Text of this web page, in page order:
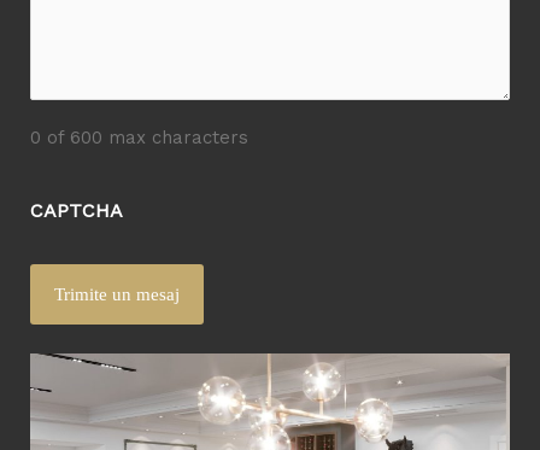
0 of 600 max characters
CAPTCHA